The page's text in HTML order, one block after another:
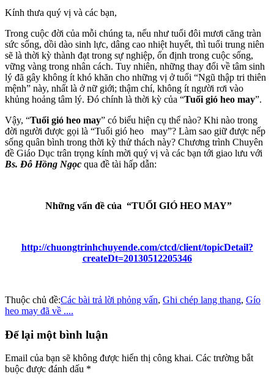
Kính thưa quý vị và các bạn,
Trong cuộc đời của mỗi chúng ta, nếu như tuổi đôi mươi căng tràn
sức sống, dồi dào sinh lực, dâng cao nhiệt huyết, thì tuổi trung niên
sẽ là thời kỳ thành đạt trong sự nghiệp, ổn định trong cuộc sống,
vững vàng trong nhân cách. Tuy nhiên, những thay đổi về tâm sinh
lý đã gây không ít khó khăn cho những vị ở tuổi “Ngũ thập tri thiên
mệnh” này, nhất là ở nữ giới; thậm chí, không ít người rơi vào
khủng hoảng tâm lý. Đó chính là thời kỳ của “Tuổi gió heo may”.
Vậy, “Tuổi gió heo may” có biểu hiện cụ thể nào? Khi nào trong
đời người được gọi là “Tuổi gió heo may”? Làm sao giữ được nếp
sống quân bình trong thời kỳ thử thách này? Chương trình Chuyên
đề Giáo Dục trân trọng kính mời quý vị và các bạn tới giao lưu với
Bs. Đỗ Hồng Ngọc qua đề tài hấp dẫn:
Những vấn đề của “TUỔI GIÓ HEO MAY”
http://chuongtrinhchuyende.com/ctcd/client/topicDetail?
createDt=20130512205346
Thuộc chủ đề:Các bài trả lời phỏng vấn, Ghi chép lang thang, Gío
heo may đã về ....
Để lại một bình luận
Email của bạn sẽ không được hiển thị công khai. Các trường bắt
buộc được đánh dấu *